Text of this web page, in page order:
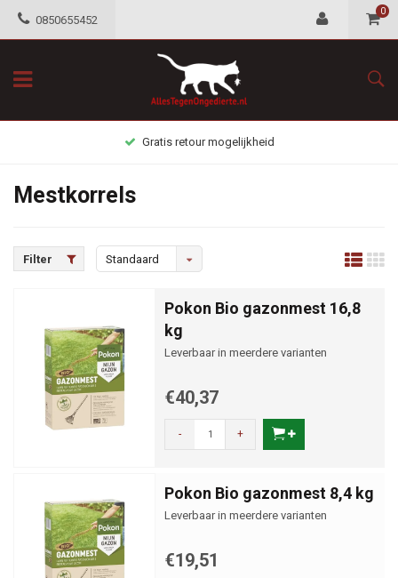
0850655452
0
Gratis retour mogelijkheid
Mestkorrels
Filter Standaard
Pokon Bio gazonmest 16,8
kg
Leverbaar in meerdere varianten
€40,37
- +
Pokon Bio gazonmest 8,4 kg
Leverbaar in meerdere varianten
€19,51